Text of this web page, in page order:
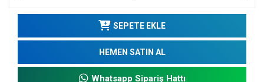
SEPETE EKLE
HEMEN SATIN AL
Whatsapp Sipariş Hattı